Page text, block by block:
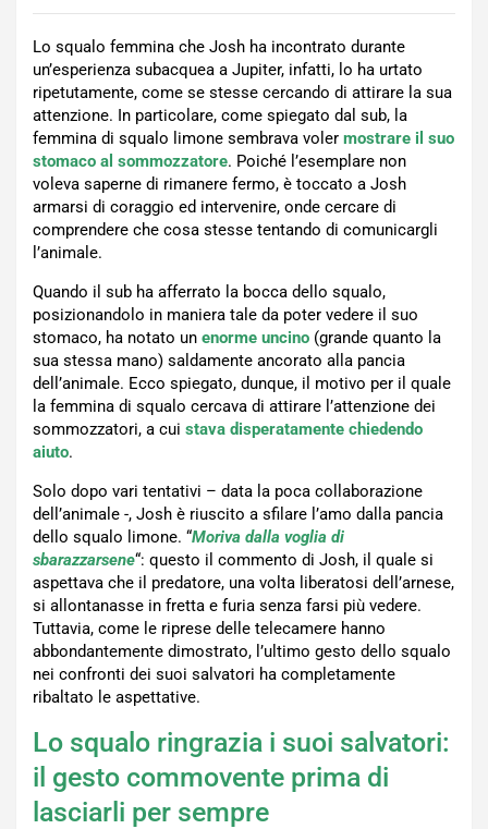
Lo squalo femmina che Josh ha incontrato durante
un’esperienza subacquea a Jupiter, infatti, lo ha urtato
ripetutamente, come se stesse cercando di attirare la sua
attenzione. In particolare, come spiegato dal sub, la
femmina di squalo limone sembrava voler mostrare il suo
stomaco al sommozzatore. Poiché l’esemplare non
voleva saperne di rimanere fermo, è toccato a Josh
armarsi di coraggio ed intervenire, onde cercare di
comprendere che cosa stesse tentando di comunicargli
l’animale.
Quando il sub ha afferrato la bocca dello squalo,
posizionandolo in maniera tale da poter vedere il suo
stomaco, ha notato un enorme uncino (grande quanto la
sua stessa mano) saldamente ancorato alla pancia
dell’animale. Ecco spiegato, dunque, il motivo per il quale
la femmina di squalo cercava di attirare l’attenzione dei
sommozzatori, a cui stava disperatamente chiedendo
aiuto.
Solo dopo vari tentativi – data la poca collaborazione
dell’animale -, Josh è riuscito a sfilare l’amo dalla pancia
dello squalo limone. “Moriva dalla voglia di
sbarazzarsene“: questo il commento di Josh, il quale si
aspettava che il predatore, una volta liberatosi dell’arnese,
si allontanasse in fretta e furia senza farsi più vedere.
Tuttavia, come le riprese delle telecamere hanno
abbondantemente dimostrato, l’ultimo gesto dello squalo
nei confronti dei suoi salvatori ha completamente
ribaltato le aspettative.
Lo squalo ringrazia i suoi salvatori:
il gesto commovente prima di
lasciarli per sempre